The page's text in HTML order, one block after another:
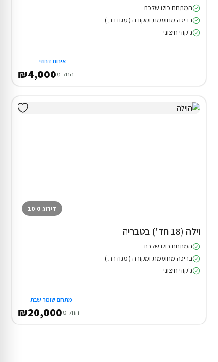
המתחם כולו שלכם
בריכה מחוממת ומקורה ( מגודרת )
ג'קוזי חיצוני
אירוח דרוזי
החל מ₪4,000
דירוג 10.0
וילה (18 חד') בטבריה
המתחם כולו שלכם
בריכה מחוממת ומקורה ( מגודרת )
ג'קוזי חיצוני
מתחם שומר שבת
החל מ₪20,000